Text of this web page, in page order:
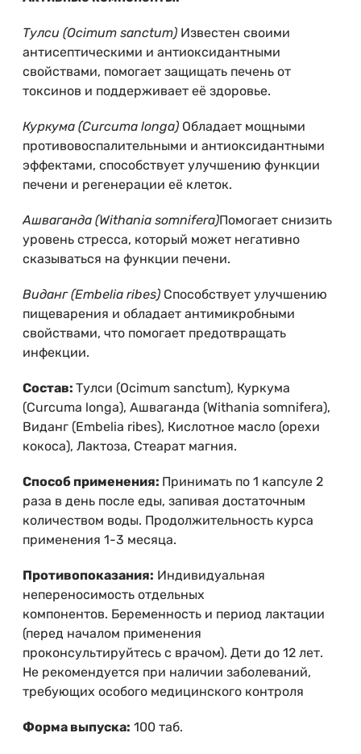
Тулси (Ocimum sanctum) Известен своими
антисептическими и антиоксидантными
свойствами, помогает защищать печень от
токсинов и поддерживает её здоровье.
Куркума (Curcuma longa) Обладает мощными
противовоспалительными и антиоксидантными
эффектами, способствует улучшению функции
печени и регенерации её клеток.
Ашваганда (Withania somnifera)Помогает снизить
уровень стресса, который может негативно
сказываться на функции печени.
Виданг (Embelia ribes) Способствует улучшению
пищеварения и обладает антимикробными
свойствами, что помогает предотвращать
инфекции.
Состав: Тулси (Ocimum sanctum), Куркума
(Curcuma longa), Ашваганда (Withania somnifera),
Виданг (Embelia ribes), Кислотное масло (орехи
кокоса), Лактоза, Стеарат магния.
Способ применения: Принимать по 1 капсуле 2
раза в день после еды, запивая достаточным
количеством воды. Продолжительность курса
применения 1-3 месяца.
Противопоказания: Индивидуальная
непереносимость отдельных
компонентов. Беременность и период лактации
(перед началом применения
проконсультируйтесь с врачом). Дети до 12 лет.
Не рекомендуется при наличии заболеваний,
требующих особого медицинского контроля
Форма выпуска: 100 таб.